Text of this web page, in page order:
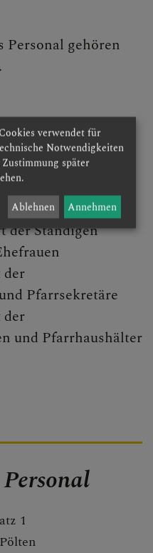
Museum &
ng
Schule &
Hochschule
Pastorales
Personal
Pfarren &
Lebenswelten
Archiv &
Matriken
Bau
Kirchenbeitrag
Facility
Management &
Personal gehören
Personal
der
und
der Ständigen
der
Pfarrsekretäre
der
und Pfarrhaushälter
1
verwendet für
Notwendigkeiten
später
Ablehnen Annehmen